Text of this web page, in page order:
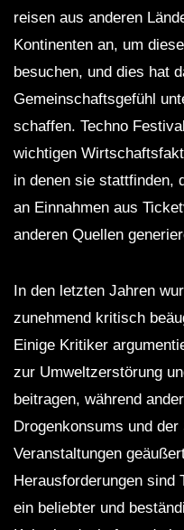
reisen aus anderen
Kontinenten an, um
besuchen, und dies hat
Gemeinschaftsgefühl
schaffen. Techno
wichtigen
in denen sie stattfinden,
an Einnahmen aus
anderen Quellen
In den letzten Jahren
zunehmend kritisch
Einige Kritiker
zur Umweltzerstörung
beitragen, während
Drogenkonsums und
Veranstaltungen
Herausforderungen sind
ein beliebter und